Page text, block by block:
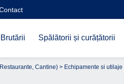
Brutării Spălătorii și curățătorii
Cantine)> Echipamente si